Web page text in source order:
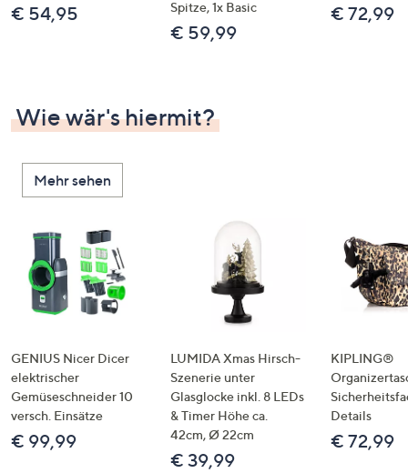
€ 54,95 Spitze, 1x Basic
€ 59,99
€ 72,99
Wie wär's hiermit?
Mehr sehen
GENIUS Nicer Dicer
elektrischer
Gemüseschneider 10
versch. Einsätze
€ 99,99
LUMIDA Xmas Hirsch-
Szenerie unter
Glasglocke inkl. 8 LEDs
& Timer Höhe ca.
42cm, Ø 22cm
€ 39,99
KIPLING®
Details
€ 72,99